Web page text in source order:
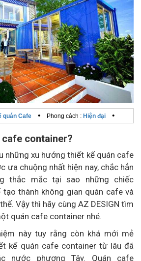
quán Cafe • Phong cách : Hiện đại •
cafe container?
những xu hướng thiết kế quán cafe
ưa chuộng nhất hiện nay, chắc hẳn
thắc mắc tại sao những chiếc
thành không gian quán cafe và
Vậy thì hãy cùng AZ DESIGN tìm
quán cafe container nhé.
này tuy rằng còn khá mới mẻ
kế quán cafe container từ lâu đã
nước phương Tây. Quán cafe